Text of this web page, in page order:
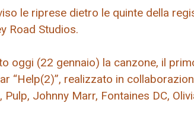
le riprese dietro le quinte della
Road Studios.
oggi (22 gennaio) la canzone, il
“Help(2)”, realizzato in
Johnny Marr, Fontaines DC,